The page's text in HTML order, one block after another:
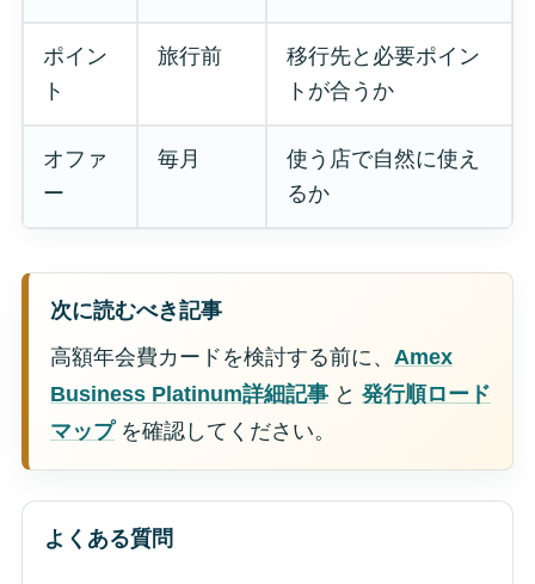
ポイン
ト
旅行前
移行先と必要ポイン
トが合うか
オファ
ー
毎月
使う店で自然に使え
るか
次に読むべき記事
高額年会費カードを検討する前に、 Amex
Business Platinum詳細記事と 発行順ロード
マップを確認してください。
よくある質問